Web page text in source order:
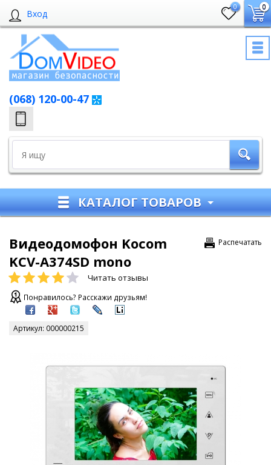
Вход
0 0
(068) 120-00-47
КАТАЛОГ ТОВАРОВ
Распечатать
Видеодомофон Kocom
KCV-A374SD mono
Читать отзывы
Понравилось? Расскажи друзьям!
Артикул: 000000215